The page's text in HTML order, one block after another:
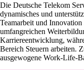
Die Deutsche Telekom
dynamisches und
Teamarbeit und
umfangreichen
Karriereentwicklung,
Bereich Steuern arbeiten.
ausgewogene Work-Life-